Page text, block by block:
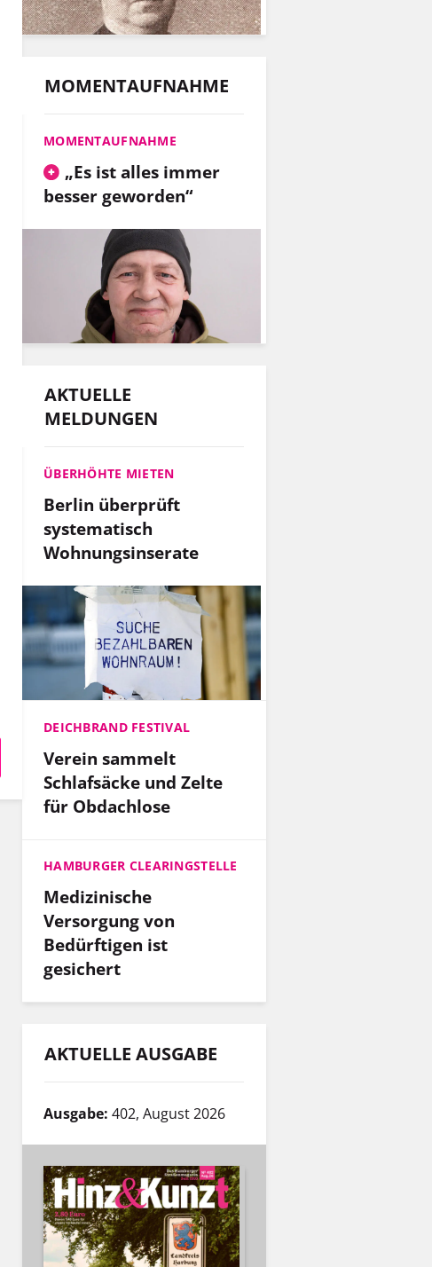
MOMENTAUFNAHME
MOMENTAUFNAHME
„Es ist alles immer
besser geworden“
AKTUELLE
MELDUNGEN
ÜBERHÖHTE MIETEN
Berlin überprüft
systematisch
Wohnungsinserate
DEICHBRAND FESTIVAL
Verein sammelt
Schlafsäcke und Zelte
für Obdachlose
HAMBURGER CLEARINGSTELLE
Medizinische
Versorgung von
Bedürftigen ist
gesichert
AKTUELLE AUSGABE
Ausgabe: 402, August 2026